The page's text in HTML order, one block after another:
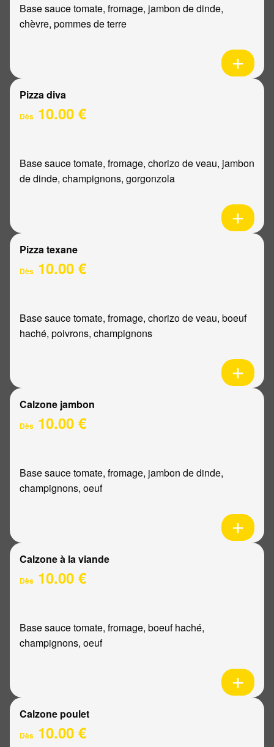
Base sauce tomate, fromage, jambon de dinde,
chèvre, pommes de terre
Pizza diva
Dès 10.00 €
Base sauce tomate, fromage, chorizo de veau, jambon
de dinde, champignons, gorgonzola
Pizza texane
Dès 10.00 €
Base sauce tomate, fromage, chorizo de veau, boeuf
haché, poivrons, champignons
Calzone jambon
Dès 10.00 €
Base sauce tomate, fromage, jambon de dinde,
champignons, oeuf
Calzone à la viande
Dès 10.00 €
Base sauce tomate, fromage, boeuf haché,
champignons, oeuf
Calzone poulet
Dès 10.00 €